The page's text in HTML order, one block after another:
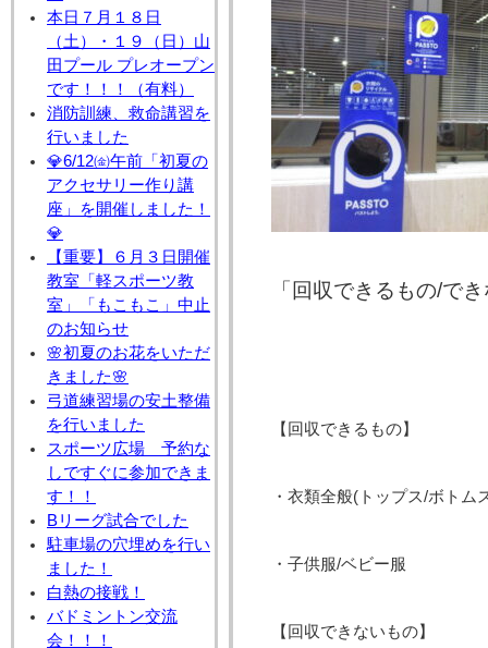
本日７月１８日
（土）・１９（日）山
田プール プレオープン
です！！！（有料）
消防訓練、救命講習を
行いました
💎6/12㈮午前「初夏の
アクセサリー作り講
座」を開催しました！
💎
【重要】６月３日開催
教室「軽スポーツ教
室」「もこもこ」中止
のお知らせ
🌸初夏のお花をいただ
きました🌸
弓道練習場の安土整備
を行いました
スポーツ広場 予約な
しですぐに参加できま
す！！
Bリーグ試合でした
駐車場の穴埋めを行い
ました！
白熱の接戦！
バドミントン交流
会！！！
「回収できるもの/で
【回収できるもの】
・衣類全般(トップス/ボトム
・子供服/ベビー服
【回収できないもの】